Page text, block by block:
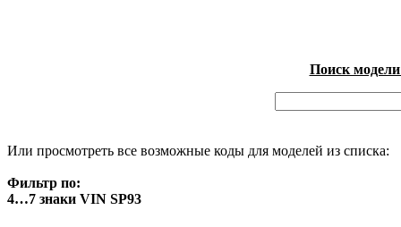
Поиск
Или просмотреть все возможные коды для моделей из списка:
Фильтр по:
4…7 знаки VIN SP93